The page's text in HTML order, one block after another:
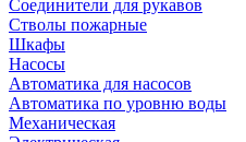
Соединители для рукавов
Стволы пожарные
Шкафы
Насосы
Автоматика для насосов
Автоматика по уровню воды
Механическая